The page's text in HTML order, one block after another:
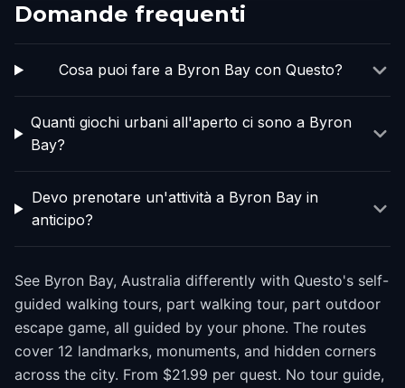
Domande frequenti
Cosa puoi fare a Byron Bay con Questo?
Quanti giochi urbani all'aperto ci sono a Byron
Bay?
Devo prenotare un'attività a Byron Bay in
anticipo?
See Byron Bay, Australia differently with Questo's self-
guided walking tours, part walking tour, part outdoor
escape game, all guided by your phone. The routes
cover 12 landmarks, monuments, and hidden corners
across the city. From $21.99 per quest. No tour guide,